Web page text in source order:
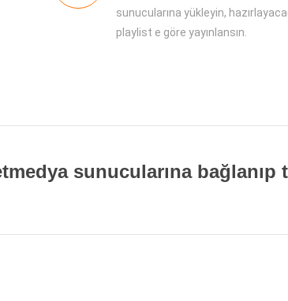
sunucularına yükleyin,
playlist e göre yayınlansın.
sunucularına